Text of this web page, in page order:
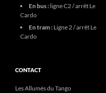
En bus : ligne C2 / arrêt Le
Cardo
En tram : Ligne 2 / arrêt Le
Cardo
CONTACT
Les Allumés du Tango